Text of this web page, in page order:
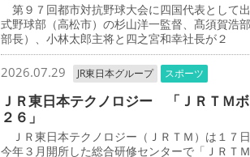
第９７回都市対抗野球大会に四国代表として
式野球部（高松市）の杉山洋一監督、髙須賀浩
部長）、小林太郎主将と四之宮和幸社長が２
2026.07.29 JR東日本グループ スポーツ
ＪＲ東日本テクノロジー 「ＪＲＴＭ
２６」
ＪＲ東日本テクノロジー（ＪＲＴＭ）は１７
今年３月開所した総合研修センターで「ＪＲＴ